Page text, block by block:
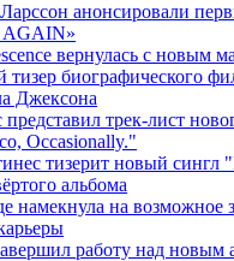
анонсировали
AGAIN»
вернулась с новым
биографического
Джексона
трек-лист
Occasionally."
тизерит новый сингл
альбома
намекнула на возможное
работу над новым